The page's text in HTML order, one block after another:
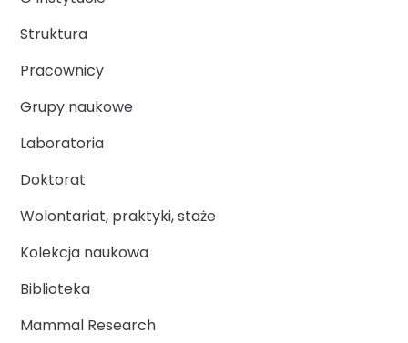
Struktura
Pracownicy
Grupy naukowe
Laboratoria
Doktorat
Wolontariat, praktyki, staże
Kolekcja naukowa
Biblioteka
Mammal Research